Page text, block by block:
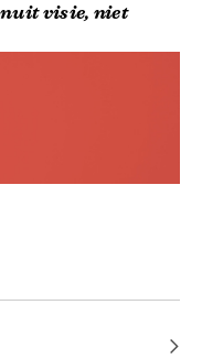
visie, niet